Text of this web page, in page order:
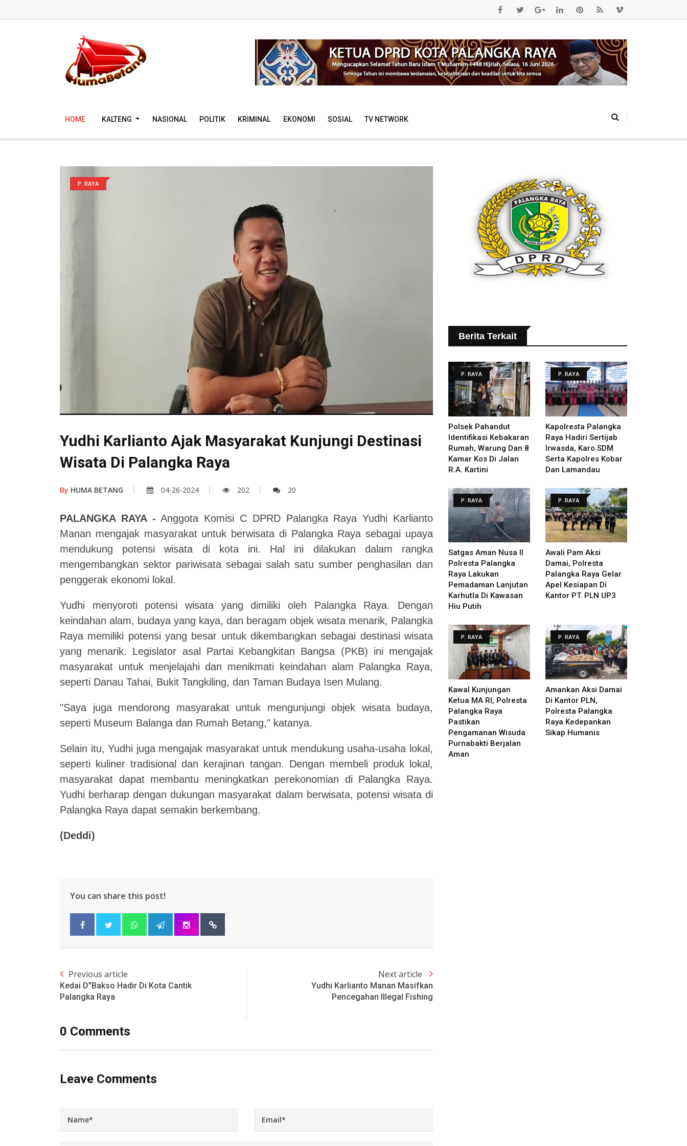
HOME KALTENG NASIONAL POLITIK KRIMINAL EKONOMI SOSIAL TV NETWORK
P. RAYA
Yudhi Karlianto Ajak Masyarakat Kunjungi Destinasi
Wisata Di Palangka Raya
By HUMA BETANG 04-26-2024 202 20
PALANGKA RAYA - Anggota Komisi C DPRD Palangka Raya Yudhi Karlianto
Manan mengajak masyarakat untuk berwisata di Palangka Raya sebagai upaya
mendukung potensi wisata di kota ini. Hal ini dilakukan dalam rangka
mengembangkan sektor pariwisata sebagai salah satu sumber penghasilan dan
penggerak ekonomi lokal.
Yudhi menyoroti potensi wisata yang dimiliki oleh Palangka Raya. Dengan
keindahan alam, budaya yang kaya, dan beragam objek wisata menarik, Palangka
Raya memiliki potensi yang besar untuk dikembangkan sebagai destinasi wisata
yang menarik. Legislator asal Partai Kebangkitan Bangsa (PKB) ini mengajak
masyarakat untuk menjelajahi dan menikmati keindahan alam Palangka Raya,
seperti Danau Tahai, Bukit Tangkiling, dan Taman Budaya Isen Mulang.
"Saya juga mendorong masyarakat untuk mengunjungi objek wisata budaya,
seperti Museum Balanga dan Rumah Betang," katanya.
Selain itu, Yudhi juga mengajak masyarakat untuk mendukung usaha-usaha lokal,
seperti kuliner tradisional dan kerajinan tangan. Dengan membeli produk lokal,
masyarakat dapat membantu meningkatkan perekonomian di Palangka Raya.
Yudhi berharap dengan dukungan masyarakat dalam berwisata, potensi wisata di
Palangka Raya dapat semakin berkembang.
(Deddi)
You can share this post!
Previous article
Kedai D”Bakso Hadir Di Kota Cantik
Palangka Raya
Next article
Yudhi Karlianto Manan Masifkan
Pencegahan Illegal Fishing
0 Comments
Leave Comments
Berita Terkait
P. RAYA
Polsek Pahandut
Identifikasi Kebakaran
Rumah, Warung Dan 8
Kamar Kos Di Jalan
R.A. Kartini
P. RAYA
Kapolresta Palangka
Raya Hadiri Sertijab
Irwasda, Karo SDM
Serta Kapolres Kobar
Dan Lamandau
P. RAYA
Satgas Aman Nusa II
Polresta Palangka
Raya Lakukan
Pemadaman Lanjutan
Karhutla Di Kawasan
Hiu Putih
P. RAYA
Awali Pam Aksi
Damai, Polresta
Palangka Raya Gelar
Apel Kesiapan Di
Kantor PT. PLN UP3
P. RAYA
Kawal Kunjungan
Ketua MA RI, Polresta
Palangka Raya
Pastikan
Pengamanan Wisuda
Purnabakti Berjalan
Aman
P. RAYA
Amankan Aksi Damai
Di Kantor PLN,
Polresta Palangka
Raya Kedepankan
Sikap Humanis